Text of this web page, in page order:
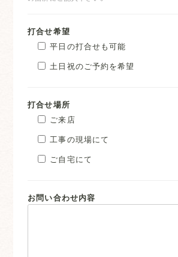
打合せ希望
平日の打合せも可能
土日祝のご予約を希望
打合せ場所
ご来店
工事の現場にて
ご自宅にて
お問い合わせ内容